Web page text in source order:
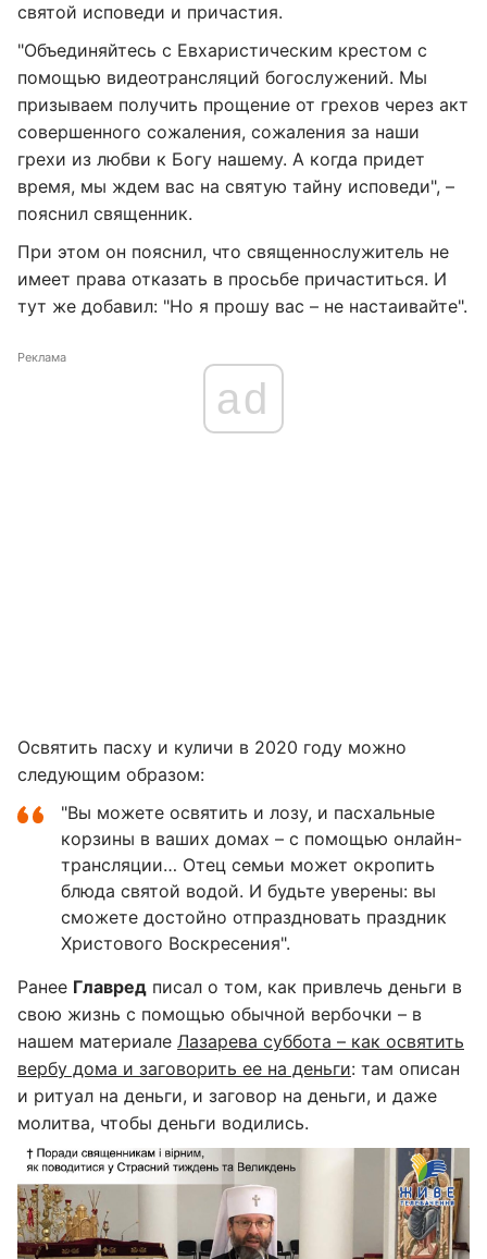
святой исповеди и причастия.
"Объединяйтесь с Евхаристическим крестом с
помощью видеотрансляций богослужений. Мы
призываем получить прощение от грехов через акт
совершенного сожаления, сожаления за наши
грехи из любви к Богу нашему. А когда придет
время, мы ждем вас на святую тайну исповеди", –
пояснил священник.
При этом он пояснил, что священнослужитель не
имеет права отказать в просьбе причаститься. И
тут же добавил: "Но я прошу вас – не настаивайте".
Реклама
ad
Освятить пасху и куличи в 2020 году можно
следующим образом:
"Вы можете освятить и лозу, и пасхальные
корзины в ваших домах – с помощью онлайн-
трансляции… Отец семьи может окропить
блюда святой водой. И будьте уверены: вы
сможете достойно отпраздновать праздник
Христового Воскресения".
Ранее Главред писал о том, как привлечь деньги в
свою жизнь с помощью обычной вербочки – в
нашем материале Лазарева суббота – как освятить
вербу дома и заговорить ее на деньги: там описан
и ритуал на деньги, и заговор на деньги, и даже
молитва, чтобы деньги водились.